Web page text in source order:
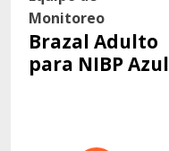
Monitoreo
Brazal Adulto
para NIBP Azul